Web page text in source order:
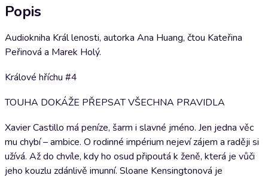
Popis
Audiokniha Král lenosti, autorka Ana Huang, čtou Kateřina
Peřinová a Marek Holý.
Králové hříchu #4
TOUHA DOKÁŽE PŘEPSAT VŠECHNA PRAVIDLA
Xavier Castillo má peníze, šarm i slavné jméno. Jen jedna věc
mu chybí – ambice. O rodinné impérium nejeví zájem a raději si
užívá. Až do chvíle, kdy ho osud připoutá k ženě, která je vůči
jeho kouzlu zdánlivě imunní. Sloane Kensingtonová je